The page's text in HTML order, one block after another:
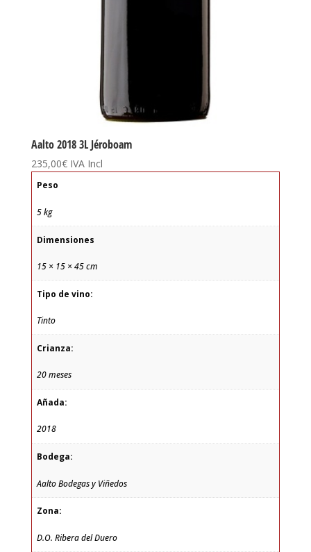
Aalto 2018 3L Jéroboam
235,00€ IVA Incl
Peso
5 kg
Dimensiones
15 × 15 × 45 cm
Tipo de vino:
Tinto
Crianza:
20 meses
Añada:
2018
Bodega:
Aalto Bodegas y Viñedos
Zona:
D.O. Ribera del Duero